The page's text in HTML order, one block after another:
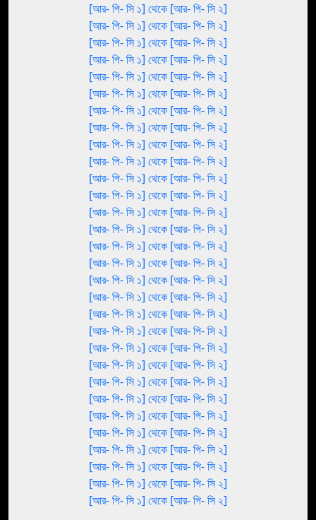
[আর- পি- সি ১] থেকে [আর- পি- সি ২]
[আর- পি- সি ১] থেকে [আর- পি- সি ২]
[আর- পি- সি ১] থেকে [আর- পি- সি ২]
[আর- পি- সি ১] থেকে [আর- পি- সি ২]
[আর- পি- সি ১] থেকে [আর- পি- সি ২]
[আর- পি- সি ১] থেকে [আর- পি- সি ২]
[আর- পি- সি ১] থেকে [আর- পি- সি ২]
[আর- পি- সি ১] থেকে [আর- পি- সি ২]
[আর- পি- সি ১] থেকে [আর- পি- সি ২]
[আর- পি- সি ১] থেকে [আর- পি- সি ২]
[আর- পি- সি ১] থেকে [আর- পি- সি ২]
[আর- পি- সি ১] থেকে [আর- পি- সি ২]
[আর- পি- সি ১] থেকে [আর- পি- সি ২]
[আর- পি- সি ১] থেকে [আর- পি- সি ২]
[আর- পি- সি ১] থেকে [আর- পি- সি ২]
[আর- পি- সি ১] থেকে [আর- পি- সি ২]
[আর- পি- সি ১] থেকে [আর- পি- সি ২]
[আর- পি- সি ১] থেকে [আর- পি- সি ২]
[আর- পি- সি ১] থেকে [আর- পি- সি ২]
[আর- পি- সি ১] থেকে [আর- পি- সি ২]
[আর- পি- সি ১] থেকে [আর- পি- সি ২]
[আর- পি- সি ১] থেকে [আর- পি- সি ২]
[আর- পি- সি ১] থেকে [আর- পি- সি ২]
[আর- পি- সি ১] থেকে [আর- পি- সি ২]
[আর- পি- সি ১] থেকে [আর- পি- সি ২]
[আর- পি- সি ১] থেকে [আর- পি- সি ২]
[আর- পি- সি ১] থেকে [আর- পি- সি ২]
[আর- পি- সি ১] থেকে [আর- পি- সি ২]
[আর- পি- সি ১] থেকে [আর- পি- সি ২]
[আর- পি- সি ১] থেকে [আর- পি- সি ২]